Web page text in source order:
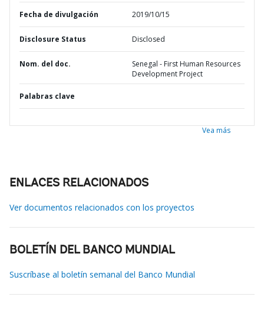
Fecha de divulgación 2019/10/15
Disclosure Status Disclosed
Nom. del doc.
Senegal - First Human Resources
Development Project
Palabras clave
Vea más
ENLACES RELACIONADOS
Ver documentos relacionados con los proyectos
BOLETÍN DEL BANCO MUNDIAL
Suscríbase al boletín semanal del Banco Mundial